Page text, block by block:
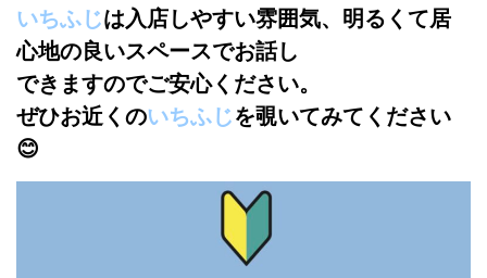
いちふじは入店しやすい雰囲気、明るくて居
心地の良いスペースでお話し
できますのでご安心ください。
ぜひお近くのいちふじを覗いてみてください
😊